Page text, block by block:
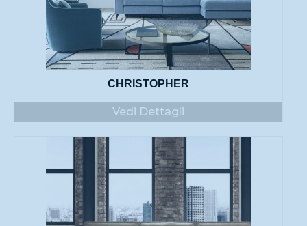
CHRISTOPHER
Vedi Dettagli